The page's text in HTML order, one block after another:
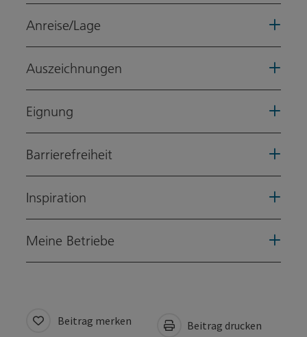
Anreise/Lage
Auszeichnungen
Eignung
Barrierefreiheit
Inspiration
Meine Betriebe
Beitrag merken Beitrag drucken